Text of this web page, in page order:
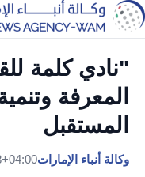
"نادي كلمة
المعرفة
المستقبل
وكالة أنباء الإمارات